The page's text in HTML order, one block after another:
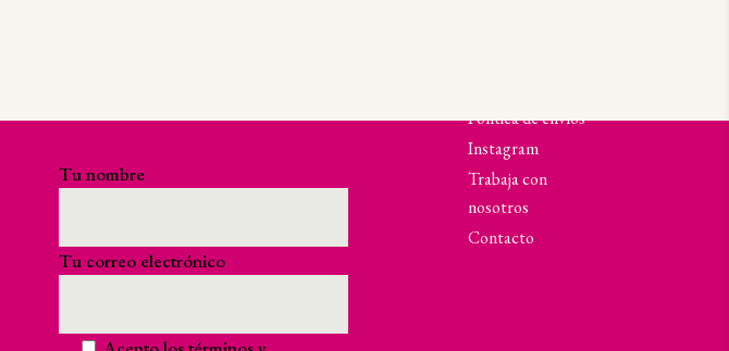
Tu nombre
Tu correo electrónico
Política de envíos
Instagram
Trabaja con
nosotros
Contacto